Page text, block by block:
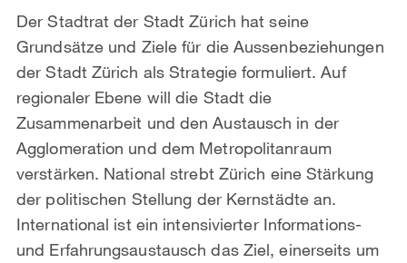
Der Stadtrat der Stadt Zürich hat seine
Grundsätze und Ziele für die Aussenbeziehungen
der Stadt Zürich als Strategie formuliert. Auf
regionaler Ebene will die Stadt die
Zusammenarbeit und den Austausch in der
Agglomeration und dem Metropolitanraum
verstärken. National strebt Zürich eine Stärkung
der politischen Stellung der Kernstädte an.
International ist ein intensivierter Informations-
und Erfahrungsaustausch das Ziel, einerseits um